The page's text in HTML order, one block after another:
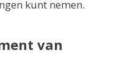
kunt nemen.
van